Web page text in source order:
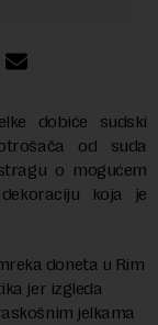
dobiće sudski
od suda
o mogućem
koja je
doneta u Rim
jer izgleda
jelkama